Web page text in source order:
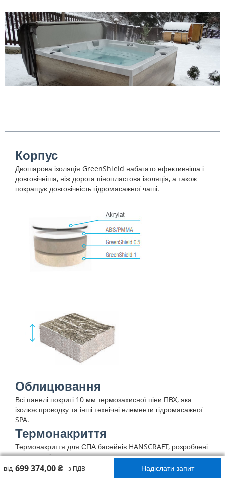
Корпус
Двошарова ізоляція GreenShield набагато ефективніша і
довговічніша, ніж дорога пінопластова ізоляція, а також
покращує довговічність гідромасажної чаші.
Облицювання
Всі панелі покриті 10 мм термозахисної піни ПВХ, яка
ізолює проводку та інші технічні елементи гідромасажної
SPA.
Термонакриття
Термонакриття для СПА басейнів HANSCRAFT, розроблені
з високоякісних
матеріалів, що дозволяє підтримувати ідеальну
699 374,00 ₴ з ПДВ
від Надіслати запит